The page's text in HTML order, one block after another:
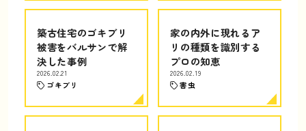
築古住宅のゴキブリ
被害をバルサンで解
決した事例
2026.02.21
ゴキブリ
家の内外に現れるア
リの種類を識別する
プロの知恵
2026.02.19
害虫